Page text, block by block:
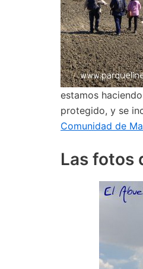
estamos
protegido, y se
Comunidad de
Las fotos